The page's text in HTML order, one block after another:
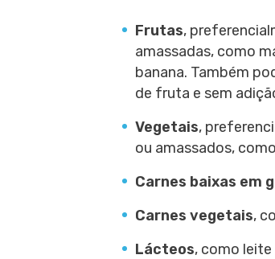
Frutas,
amassadas, como
banana. Também
de fruta e sem
Vegetais,
ou amassados,
Carnes baixas em
Carnes vegetais,
Lácteos, como